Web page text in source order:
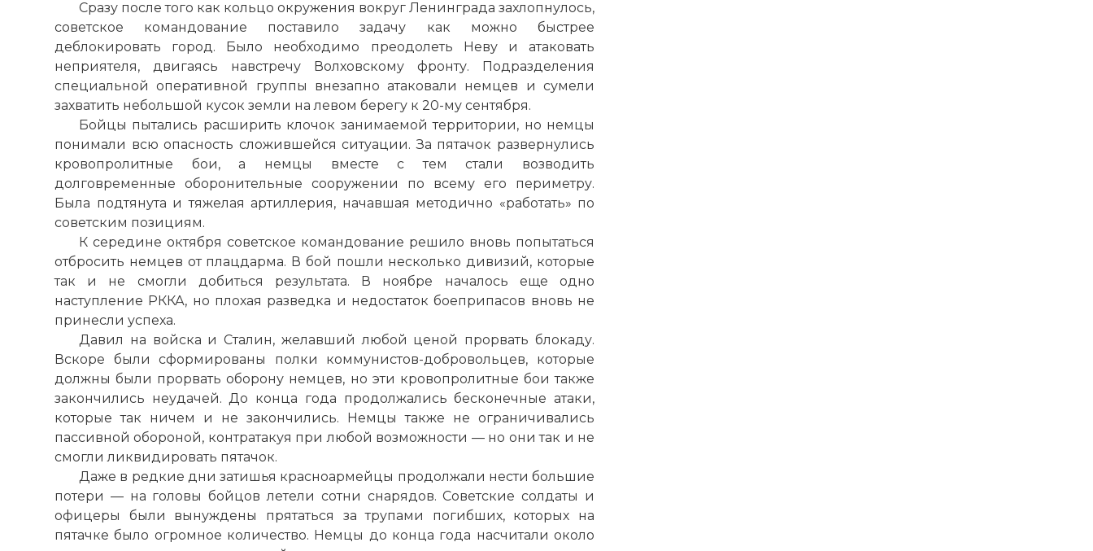
Сразу после того как кольцо окружения вокруг Ленинграда захлопнулось,
советское командование поставило задачу как можно быстрее
деблокировать город. Было необходимо преодолеть Неву и атаковать
неприятеля, двигаясь навстречу Волховскому фронту. Подразделения
специальной оперативной группы внезапно атаковали немцев и сумели
захватить небольшой кусок земли на левом берегу к 20-му сентября.
Бойцы пытались расширить клочок занимаемой территории, но немцы
понимали всю опасность сложившейся ситуации. За пятачок развернулись
кровопролитные бои, а немцы вместе с тем стали возводить
долговременные оборонительные сооружении по всему его периметру.
Была подтянута и тяжелая артиллерия, начавшая методично «работать» по
советским позициям.
К середине октября советское командование решило вновь попытаться
отбросить немцев от плацдарма. В бой пошли несколько дивизий, которые
так и не смогли добиться результата. В ноябре началось еще одно
наступление РККА, но плохая разведка и недостаток боеприпасов вновь не
принесли успеха.
Давил на войска и Сталин, желавший любой ценой прорвать блокаду.
Вскоре были сформированы полки коммунистов-добровольцев, которые
должны были прорвать оборону немцев, но эти кровопролитные бои также
закончились неудачей. До конца года продолжались бесконечные атаки,
которые так ничем и не закончились. Немцы также не ограничивались
пассивной обороной, контратакуя при любой возможности — но они так и не
смогли ликвидировать пятачок.
Даже в редкие дни затишья красноармейцы продолжали нести большие
потери — на головы бойцов летели сотни снарядов. Советские солдаты и
офицеры были вынуждены прятаться за трупами погибших, которых на
пятачке было огромное количество. Немцы до конца года насчитали около